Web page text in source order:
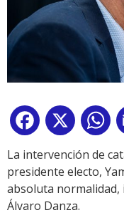
Facebook
X
La intervención de
presidente electo,
absoluta
Álvaro Danza.